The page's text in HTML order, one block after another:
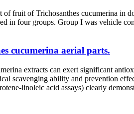
fruit of Trichosanthes cucumerina
in four groups. Group I was vehicle
cucumerina aerial parts.
extracts can exert significant
scavenging ability and prevention
linoleic acid assays) clearly